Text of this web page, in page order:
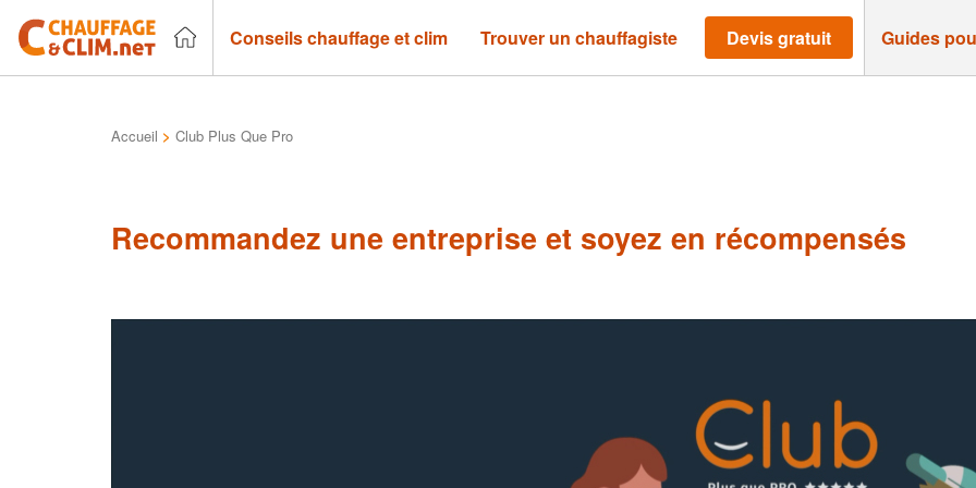
Conseils chauffage et clim Trouver un chauffagiste Devis gratuit Guides
Accueil > Club Plus Que Pro
Recommandez une entreprise et soyez en récompensés